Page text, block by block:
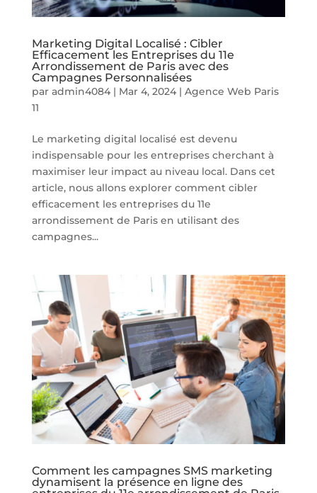
Marketing Digital Localisé : Cibler
Efficacement les Entreprises du 11e
Arrondissement de Paris avec des
Campagnes Personnalisées
par admin4084| Mar 4, 2024| Agence Web Paris
11
Le marketing digital localisé est devenu
indispensable pour les entreprises cherchant à
maximiser leur impact au niveau local. Dans cet
article, nous allons explorer comment cibler
efficacement les entreprises du 11e
arrondissement de Paris en utilisant des
campagnes...
Comment les campagnes SMS marketing
dynamisent la présence en ligne des